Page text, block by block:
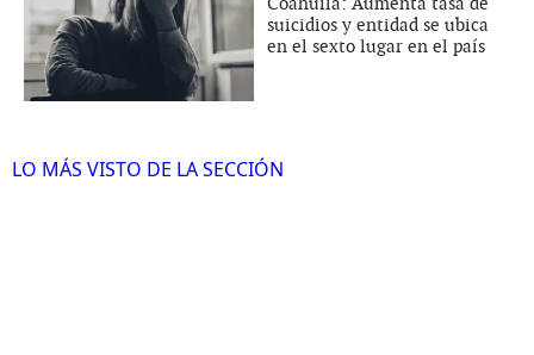
suicidios y entidad se ubica
en el sexto lugar en el país
LO MÁS VISTO DE LA SECCIÓN